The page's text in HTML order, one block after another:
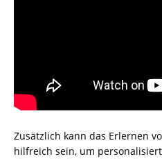
Zusätzlich kann das Erlernen
hilfreich sein, um